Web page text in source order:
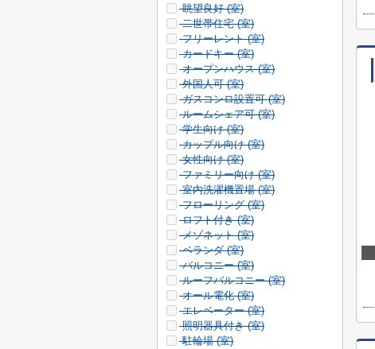
眺望良好 (室)
二世帯住宅 (室)
フリーレント (室)
カードキー (室)
オープンハウス (室)
外国人可 (室)
ガスコンロ設置可 (室)
ルームシェア可 (室)
学生向け (室)
カップル向け (室)
女性向け (室)
ファミリー向け (室)
室内洗濯機置場 (室)
フローリング (室)
ロフト付き (室)
メゾネット (室)
ベランダ (室)
バルコニー (室)
ルーフバルコニー (室)
オール電化 (室)
エレベーター (室)
照明器具付き (室)
駐輪場 (室)